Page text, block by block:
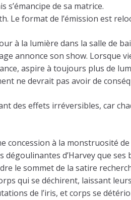
de sa matrice.
Le format de l’émission est
à la lumière dans la salle de
annonce son show. Lorsque
aspire à toujours plus de
ne devrait pas avoir de
des effets irréversibles, car
à la monstruosité
d’Harvey que
le sommet de la satire
qui se déchirent, laissant
de l’iris, et corps se